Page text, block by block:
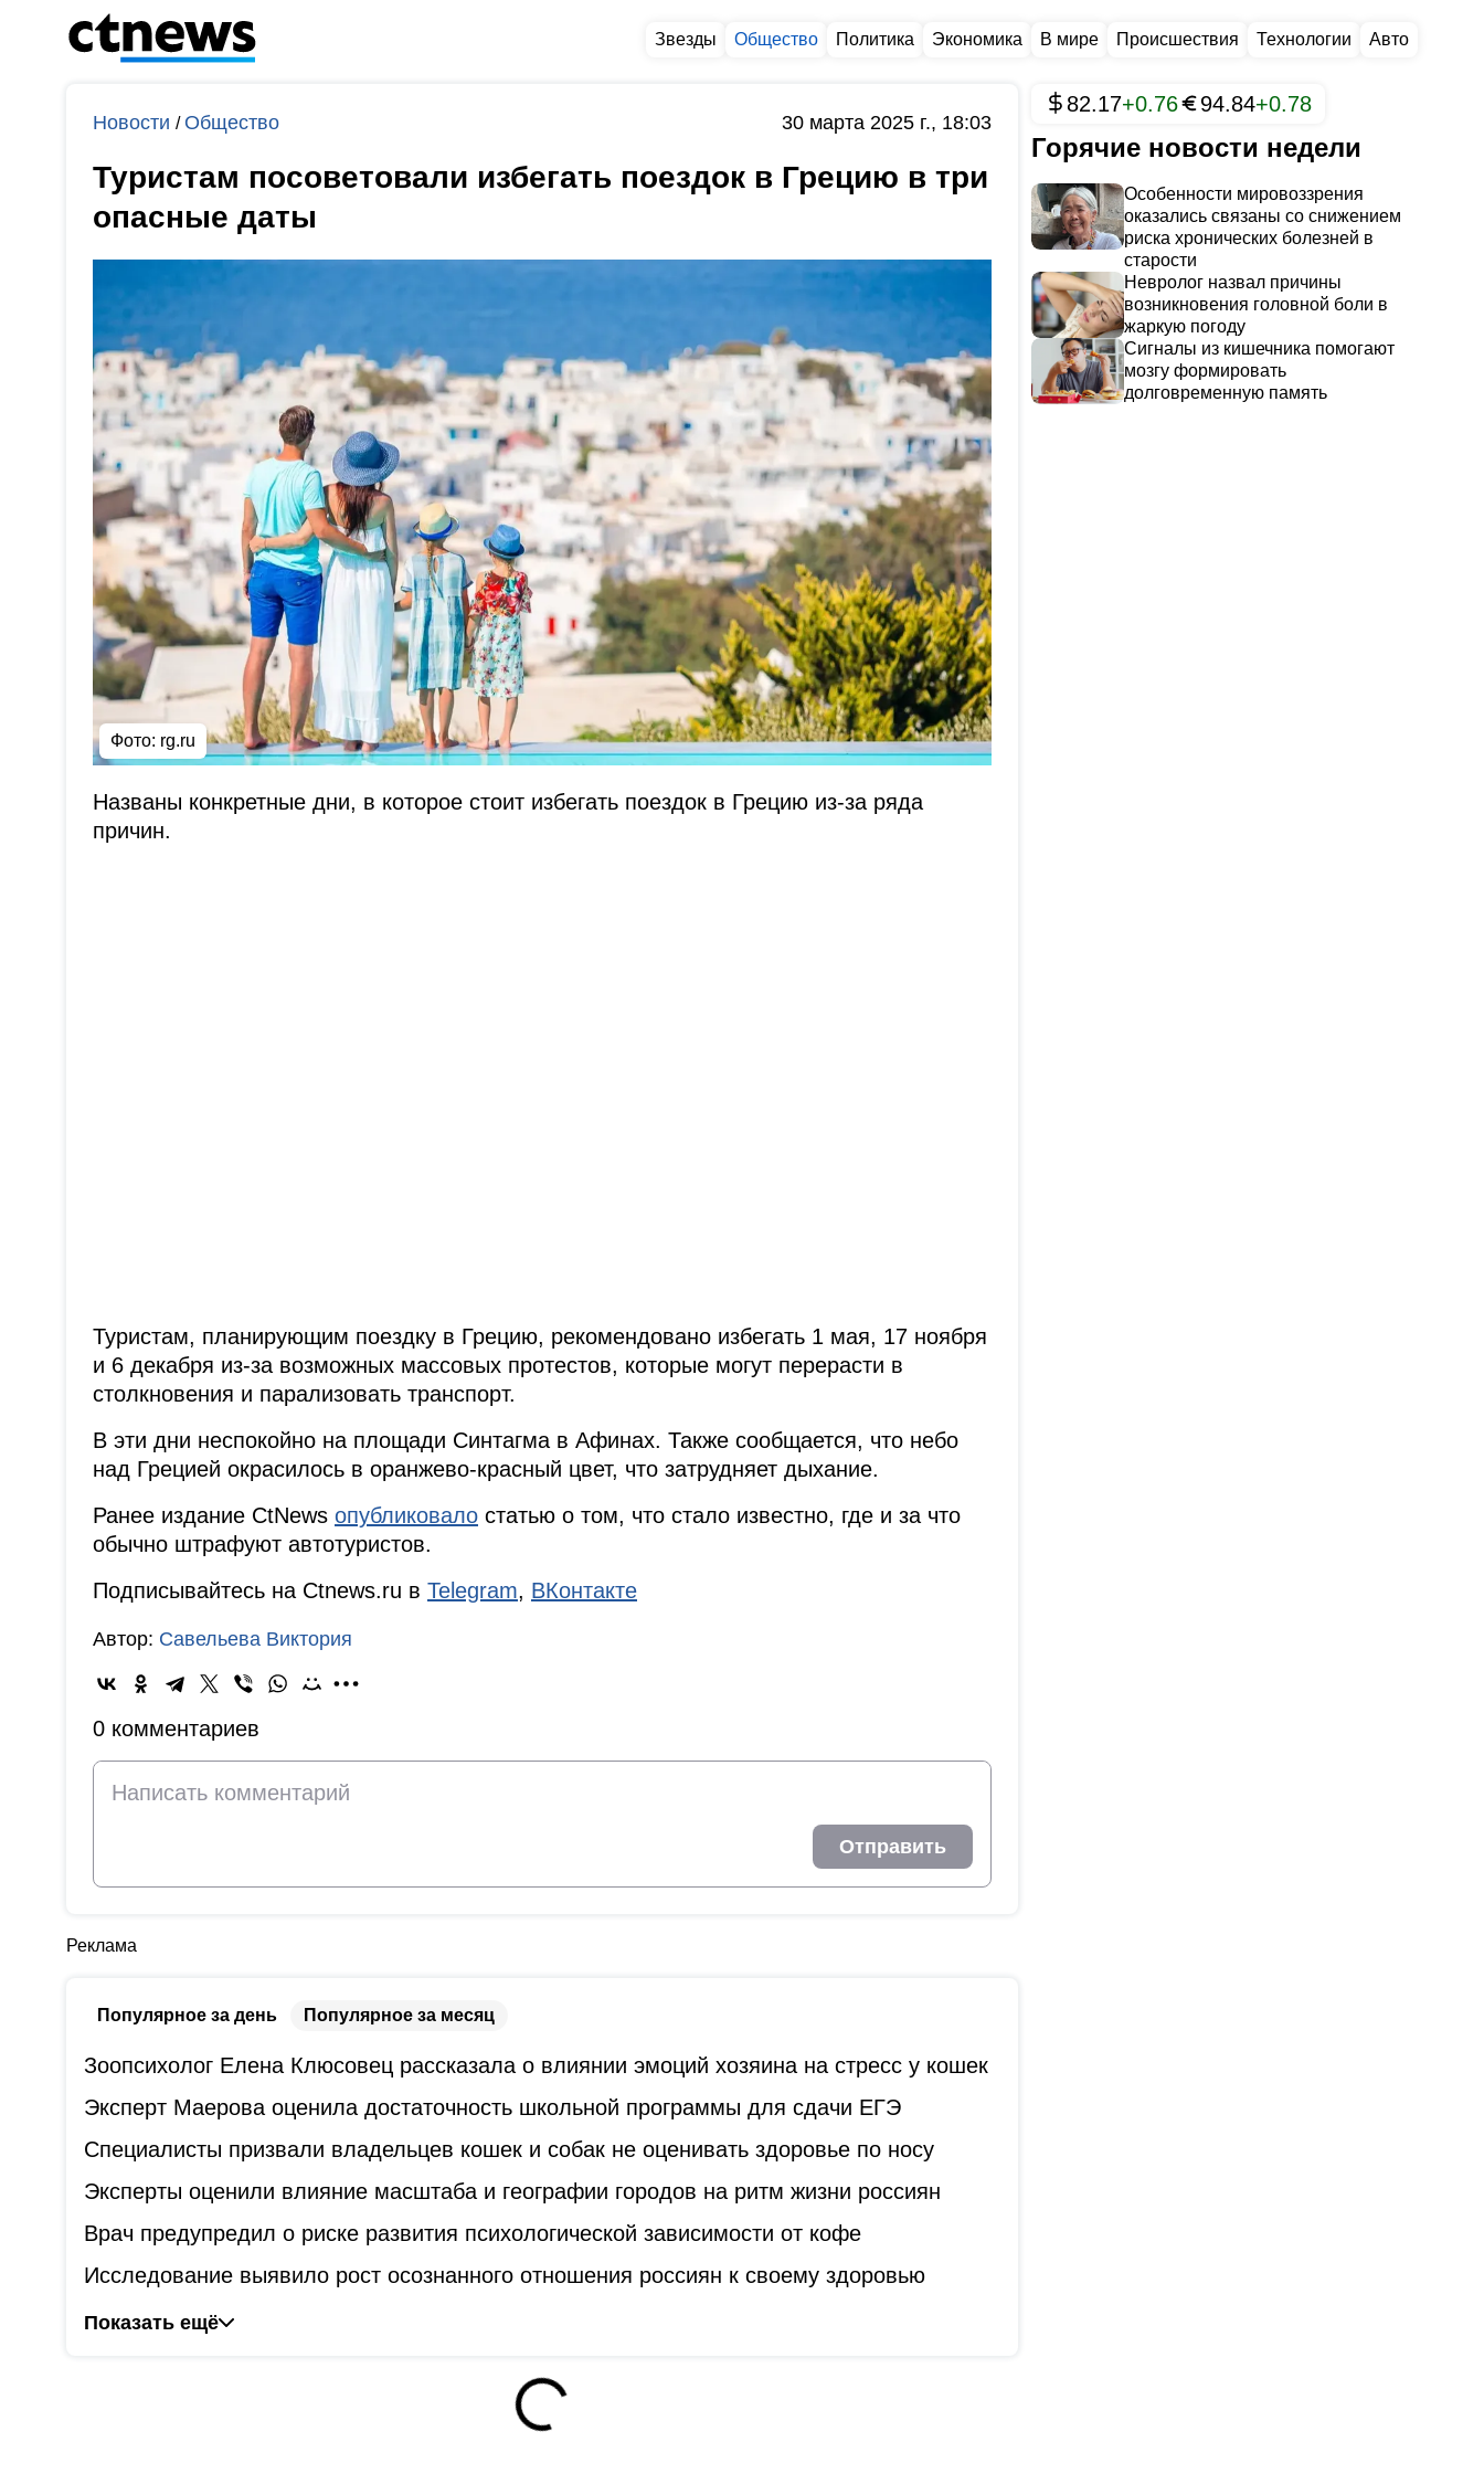
Звезды Общество Политика Экономика В мире Происшествия Технологии Авто
Новости /Общество 30 марта 2025 г., 18:03
Туристам посоветовали избегать поездок в Грецию в три
опасные даты
Фото: rg.ru
Названы конкретные дни, в которое стоит избегать поездок в Грецию из-за ряда
причин.
Туристам, планирующим поездку в Грецию, рекомендовано избегать 1 мая, 17 ноября
и 6 декабря из-за возможных массовых протестов, которые могут перерасти в
столкновения и парализовать транспорт.
В эти дни неспокойно на площади Синтагма в Афинах. Также сообщается, что небо
над Грецией окрасилось в оранжево-красный цвет, что затрудняет дыхание.
Ранее издание CtNews опубликовало статью о том, что стало известно, где и за что
обычно штрафуют автотуристов.
Подписывайтесь на Ctnews.ru в Telegram, ВКонтакте
Автор: Савельева Виктория
0 комментариев
Отправить
Реклама
Популярное за день Популярное за месяц
Зоопсихолог Елена Клюсовец рассказала о влиянии эмоций хозяина на стресс у кошек
Эксперт Маерова оценила достаточность школьной программы для сдачи ЕГЭ
Специалисты призвали владельцев кошек и собак не оценивать здоровье по носу
Эксперты оценили влияние масштаба и географии городов на ритм жизни россиян
Врач предупредил о риске развития психологической зависимости от кофе
Исследование выявило рост осознанного отношения россиян к своему здоровью
Показать ещё
82.17+0.76 94.84+0.78
Горячие новости недели
Особенности мировоззрения
оказались связаны со снижением
риска хронических болезней в
старости
Невролог назвал причины
возникновения головной боли в
жаркую погоду
Сигналы из кишечника помогают
мозгу формировать
долговременную память